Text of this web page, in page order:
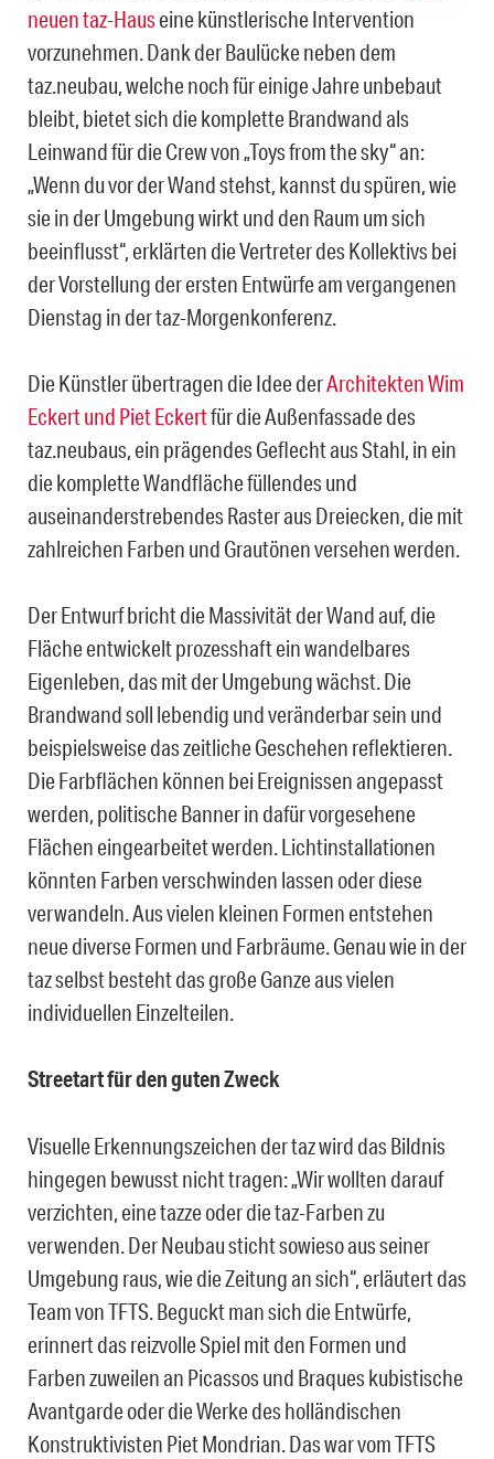
neuen taz-Hauseine künstlerische Intervention
vorzunehmen. Dank der Baulücke neben dem
taz.neubau, welche noch für einige Jahre unbebaut
bleibt, bietet sich die komplette Brandwand als
Leinwand für die Crew von „Toys from the sky“ an:
„Wenn du vor der Wand stehst, kannst du spüren, wie
sie in der Umgebung wirkt und den Raum um sich
beeinflusst“, erklärten die Vertreter des Kollektivs bei
der Vorstellung der ersten Entwürfe am vergangenen
Dienstag in der taz-Morgenkonferenz.
Die Künstler übertragen die Idee derArchitekten Wim
Eckert und Piet Eckertfür die Außenfassade des
taz.neubaus, ein prägendes Geflecht aus Stahl, in ein
die komplette Wandfläche füllendes und
auseinanderstrebendes Raster aus Dreiecken, die mit
zahlreichen Farben und Grautönen versehen werden.
Der Entwurf bricht die Massivität der Wand auf, die
Fläche entwickelt prozesshaft ein wandelbares
Eigenleben, das mit der Umgebung wächst. Die
Brandwand soll lebendig und veränderbar sein und
beispielsweise das zeitliche Geschehen reflektieren.
Die Farbflächen können bei Ereignissen angepasst
werden, politische Banner in dafür vorgesehene
Flächen eingearbeitet werden. Lichtinstallationen
könnten Farben verschwinden lassen oder diese
verwandeln. Aus vielen kleinen Formen entstehen
neue diverse Formen und Farbräume. Genau wie in der
taz selbst besteht das große Ganze aus vielen
individuellen Einzelteilen.
Streetart für den guten Zweck
Visuelle Erkennungszeichen der taz wird das Bildnis
hingegen bewusst nicht tragen: „Wir wollten darauf
verzichten, eine tazze oder die taz-Farben zu
verwenden. Der Neubau sticht sowieso aus seiner
Umgebung raus, wie die Zeitung an sich“, erläutert das
Team von TFTS. Beguckt man sich die Entwürfe,
erinnert das reizvolle Spiel mit den Formen und
Farben zuweilen an Picassos und Braques kubistische
Avantgarde oder die Werke des holländischen
Konstruktivisten Piet Mondrian. Das war vom TFTS